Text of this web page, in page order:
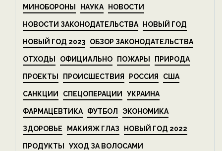
МИНОБОРОНЫ НАУКА НОВОСТИ
НОВОСТИ ЗАКОНОДАТЕЛЬСТВА НОВЫЙ ГОД
НОВЫЙ ГОД 2023 ОБЗОР ЗАКОНОДАТЕЛЬСТВА
ОТХОДЫ ОФИЦИАЛЬНО ПОЖАРЫ ПРИРОДА
ПРОЕКТЫ ПРОИСШЕСТВИЯ РОССИЯ США
САНКЦИИ СПЕЦОПЕРАЦИИ УКРАИНА
ФАРМАЦЕВТИКА ФУТБОЛ ЭКОНОМИКА
ЗДОРОВЬЕ МАКИЯЖ ГЛАЗ НОВЫЙ ГОД 2022
ПРОДУКТЫ УХОД ЗА ВОЛОСАМИ